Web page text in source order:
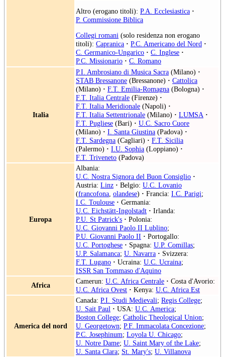
Altro (erogano titoli): P.A. Ecclesiastica ·
P. Commissione Biblica
Collegi romani (solo residenza non erogano
titoli): Capranica · P.C. Americano del Nord ·
C. Germanico-Ungarico · C. Inglese ·
P.C. Missionario · C. Romano
Italia
P.I. Ambrosiano di Musica Sacra (Milano) ·
STAB Bressanone (Bressanone) · Cattolica
(Milano) · F.T. Emilia-Romagna (Bologna) ·
F.T. Italia Centrale (Firenze) ·
F.T. Italia Meridionale (Napoli) ·
F.T. Italia Settentrionale (Milano) · LUMSA ·
F.T. Pugliese (Bari) · U.C. Sacro Cuore
(Milano) · I. Santa Giustina (Padova) ·
F.T. Sardegna (Cagliari) · F.T. Sicilia
(Palermo) · I.U. Sophia (Loppiano) ·
F.T. Triveneto (Padova)
Europa
Albania:
U.C. Nostra Signora del Buon Consiglio ·
Austria: Linz · Belgio: U.C. Lovanio
(francofona olandese) · Francia: I.C. Parigi;
I.C. Toulouse · Germania:
U.C. Eichstätt-Ingolstadt · Irlanda:
P.U. St Patrick's · Polonia:
U.C. Giovanni Paolo II Lublino;
P.U. Giovanni Paolo II · Portogallo:
U.C. Portoghese · Spagna: U.P. Comillas;
U.P. Salamanca; U. Navarra · Svizzera:
F.T. Lugano · Ucraina: U.C. Ucraina;
ISSR San Tommaso d'Aquino
Africa
Camerun: U.C. Africa Centrale · Costa d'Avorio:
U.C. Africa Ovest · Kenya: U.C. Africa Est
America del nord
Canada: P.I. Studi Medievali; Regis College;
U. Sait Paul · USA: U.C. America;
Boston College; Catholic Theological Union;
U. Georgetown; P.F. Immacolata Concezione;
P.C. Josephinum; Loyola U. Chicago;
U. Notre Dame; U. Saint Mary of the Lake;
U. Santa Clara; St. Mary's; U. Villanova